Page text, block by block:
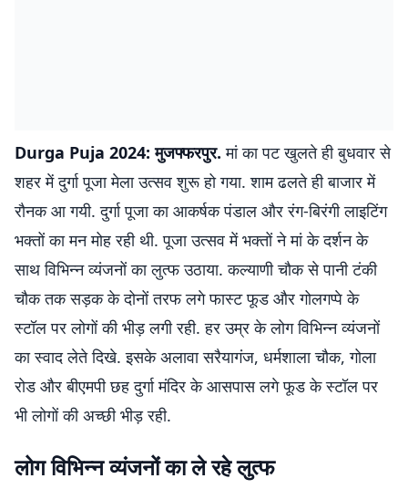
Durga Puja 2024: मुजफ्फरपुर.मां का पट खुलते ही बुधवार से
शहर में दुर्गा पूजा मेला उत्सव शुरू हो गया. शाम ढलते ही बाजार में
रौनक आ गयी. दुर्गा पूजा का आकर्षक पंडाल और रंग-बिरंगी लाइटिंग
भक्तों का मन मोह रही थी. पूजा उत्सव में भक्तों ने मां के दर्शन के
साथ विभिन्न व्यंजनों का लुत्फ उठाया. कल्याणी चौक से पानी टंकी
चौक तक सड़क के दोनों तरफ लगे फास्ट फूड और गोलगप्पे के
स्टॉल पर लोगों की भीड़ लगी रही. हर उम्र के लोग विभिन्न व्यंजनों
का स्वाद लेते दिखे. इसके अलावा सरैयागंज, धर्मशाला चौक, गोला
रोड और बीएमपी छह दुर्गा मंदिर के आसपास लगे फूड के स्टॉल पर
भी लोगों की अच्छी भीड़ रही.
लोग विभिन्न व्यंजनों का ले रहे लुत्फ